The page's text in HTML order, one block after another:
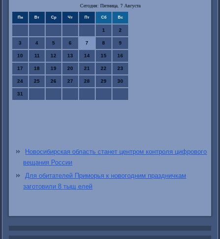
Сегодня: Пятница, 7 Августа
Пн Вт Ср Чт Пт Сб Вс
1 2
3 4 5 6 7 8 9
10 11 12 13 14 15 16
17 18 19 20 21 22 23
24 25 26 27 28 29 30
31
Новосибирская область станет центром контроля цифрового
вещания России
Для обитателей Приморья к новогодним праздничкам
заготовили 8 тыщ елей